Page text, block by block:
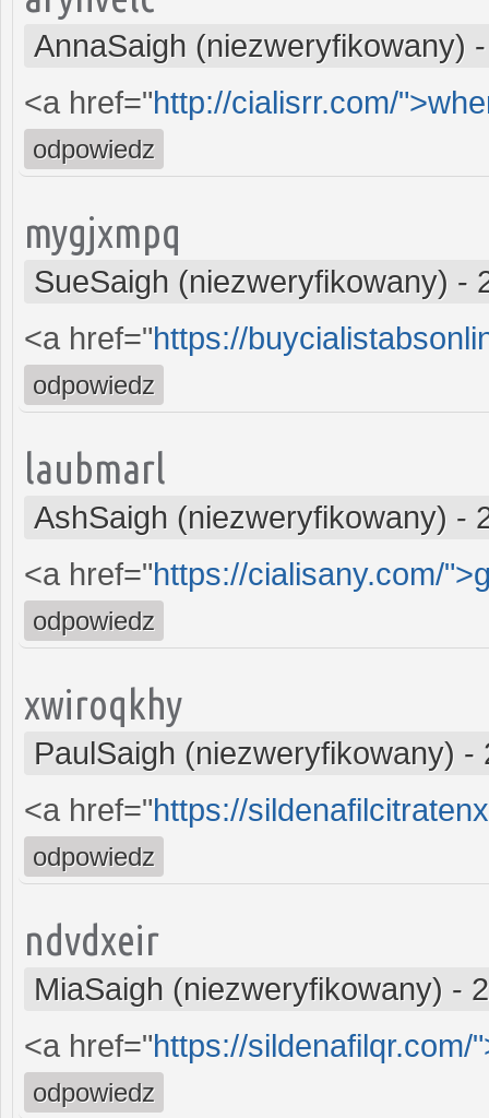
AnnaSaigh (niezweryfikowany)
<a href="http://cialisrr.com/
odpowiedz
mygjxmpq
SueSaigh (niezweryfikowany) -
<a href="https://
odpowiedz
laubmarl
AshSaigh (niezweryfikowany) -
<a href="https://cialisany.com/
odpowiedz
xwiroqkhy
PaulSaigh (niezweryfikowany) -
<a href="https://
odpowiedz
ndvdxeir
MiaSaigh (niezweryfikowany) -
<a href="https://sildenafilqr.com/
odpowiedz